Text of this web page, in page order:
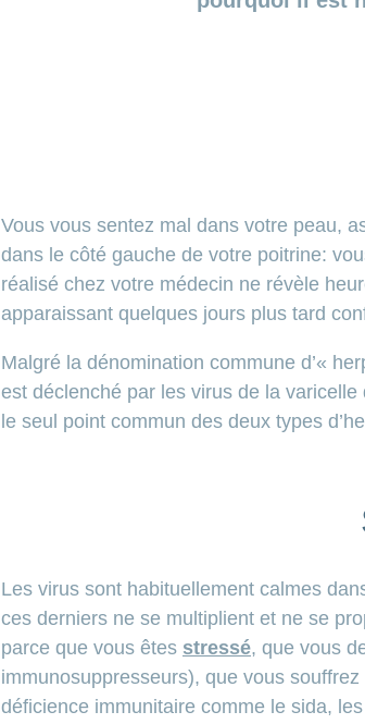
Vous vous sentez mal dans votre peau,
dans le côté gauche de votre poitrine:
réalisé chez votre médecin ne révèle
apparaissant quelques jours plus tard
Malgré la dénomination commune d’«
est déclenché par les virus de la
le seul point commun des deux types
Les virus sont habituellement calmes
ces derniers ne se multiplient et ne se
parce que vous êtes stressé, que vous
immunosuppresseurs), que vous
déficience immunitaire comme le sida,